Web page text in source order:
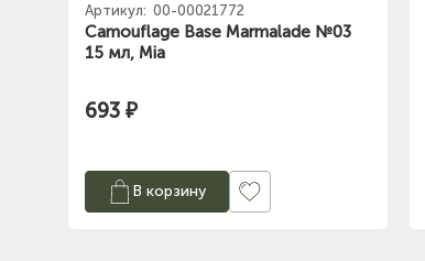
Артикул: 00-00021772
Camouflage Base Marmalade №03
15 мл, Mia
693 ₽
В корзину